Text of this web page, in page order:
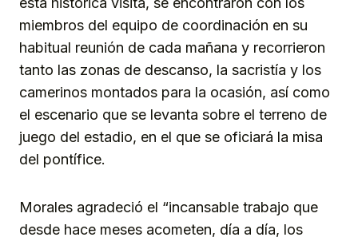
miembros del equipo de coordinación en su
habitual reunión de cada mañana y recorrieron
tanto las zonas de descanso, la sacristía y los
camerinos montados para la ocasión, así como
el escenario que se levanta sobre el terreno de
juego del estadio, en el que se oficiará la misa
del pontífice.
Morales agradeció el “incansable trabajo que
desde hace meses acometen, día a día, los